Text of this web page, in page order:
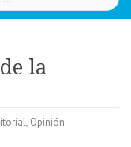
la
, Opinión